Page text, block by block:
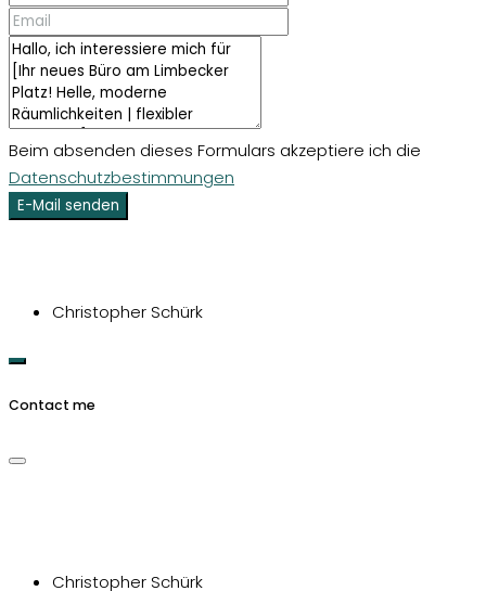
Beim absenden dieses Formulars akzeptiere ich die
Datenschutzbestimmungen
E-Mail senden
Christopher Schürk
Contact me
Christopher Schürk